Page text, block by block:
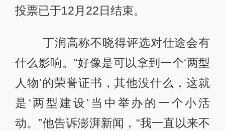
投票已于12月22日结束。
丁润高称不晓得评选对仕途会有
什么影响。“好像是可以拿到一个‘两型
人物’的荣誉证书，其他没什么，这就
是‘两型建设’当中举办的一个小活
动。”他告诉澎湃新闻，“我一直以来不